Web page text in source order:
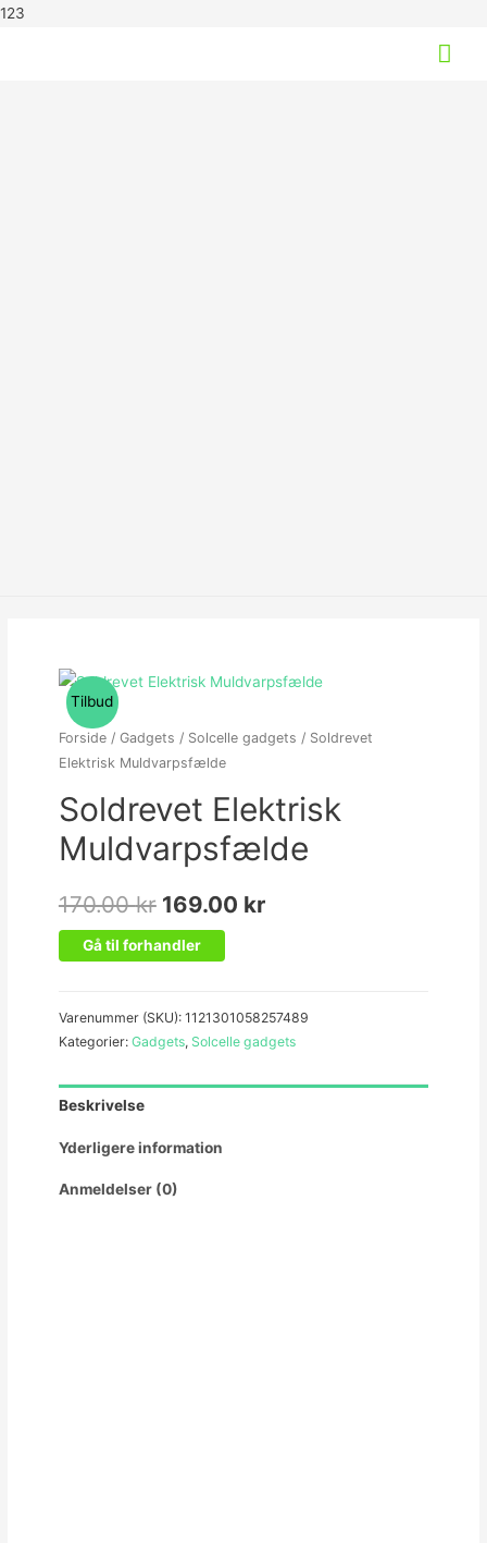
123
Tilbud
Forside/ Gadgets / Solcelle gadgets / Soldrevet
Elektrisk Muldvarpsfælde
Soldrevet Elektrisk
Muldvarpsfælde
170.00kr 169.00 kr
Gå til forhandler
Varenummer (SKU): 1121301058257489
Kategorier: Gadgets, Solcelle gadgets
Beskrivelse
Yderligere information
Anmeldelser (0)